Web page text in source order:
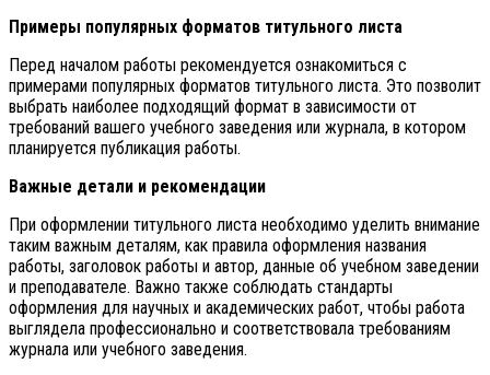
Примеры популярных форматов титульного листа
Перед началом работы рекомендуется ознакомиться с
примерами популярных форматов титульного листа. Это позволит
выбрать наиболее подходящий формат в зависимости от
требований вашего учебного заведения или журнала, в котором
планируется публикация работы.
Важные детали и рекомендации
При оформлении титульного листа необходимо уделить внимание
таким важным деталям, как правила оформления названия
работы, заголовок работы и автор, данные об учебном заведении
и преподавателе. Важно также соблюдать стандарты
оформления для научных и академических работ, чтобы работа
выглядела профессионально и соответствовала требованиям
журнала или учебного заведения.